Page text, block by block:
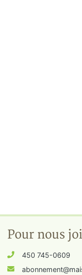
Pour nous
450 745-0609